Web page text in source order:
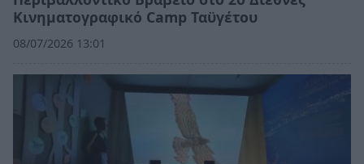
Κινηματογραφικό Camp Ταϋγέτου
08/07/2026 13:01